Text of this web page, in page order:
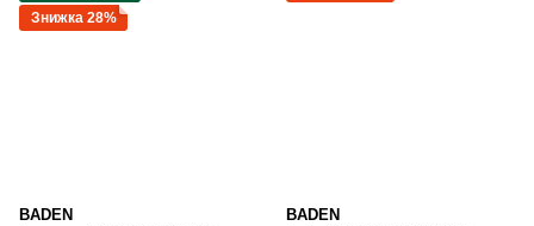
Знижка 28%
BADEN
BADEN